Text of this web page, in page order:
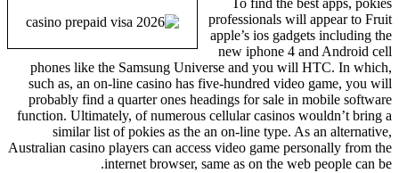
To find the best apps, pokies
professionals will appear to Fruit
apple’s ios gadgets including the
new iphone 4 and Android cell
phones like the Samsung Universe and you will HTC. In which,
such as, an on-line casino has five-hundred video game, you will
probably find a quarter ones headings for sale in mobile software
function. Ultimately, of numerous cellular casinos wouldn’t bring a
similar list of pokies as the an on-line type. As an alternative,
Australian casino players can access video game personally from the
internet browser, same as on the web people can be.